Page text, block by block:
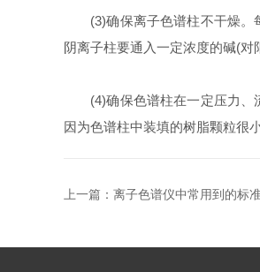
(3)确保离子色谱柱不干燥。每
阴离子柱要通入一定浓度的碱(对
(4)确保色谱柱在一定压力、流
因为色谱柱中装填的树脂颗粒很
上一篇： 离子色谱仪中常用到的标